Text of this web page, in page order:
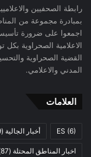
بمبادرة مجموعة من
اجمعوا على ضرورة
الاعلامية الصحراوية
القضية الصحراوية
المدني والاعلامي.
العلامات
ES (6) أخبار الجالية (269)
اخبار المناطق المحتلة (87)